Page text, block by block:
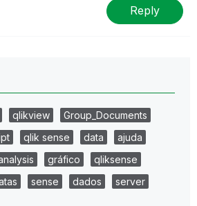
Reply
qlikview
Group_Documents
qlik sense data
ajuda
gráfico
qliksense
sense dados
server